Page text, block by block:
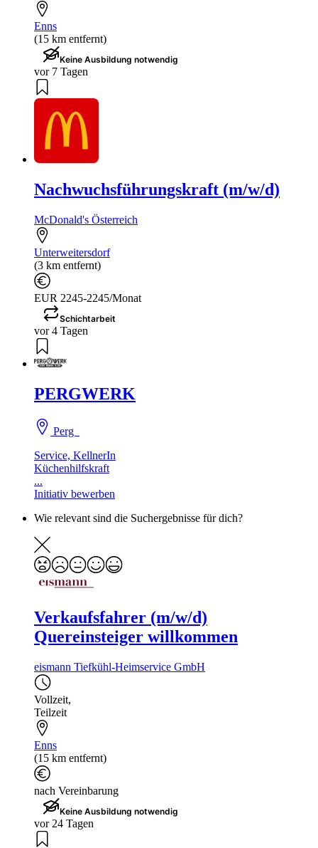
Enns
(15 km entfernt)
Keine Ausbildung notwendig
vor 7 Tagen
Nachwuchsführungskraft (m/w/d)
McDonald's Österreich
Unterweitersdorf
(3 km entfernt)
EUR 2245-2245/Monat
Schichtarbeit
vor 4 Tagen
PERGWERK
Perg
Service, KellnerIn
Küchenhilfskraft
...
Initiativ bewerben
Wie relevant sind die Suchergebnisse für dich?
Verkaufsfahrer (m/w/d)
Quereinsteiger willkommen
eismann Tiefkühl-Heimservice GmbH
Vollzeit,
Teilzeit
Enns
(15 km entfernt)
nach Vereinbarung
Keine Ausbildung notwendig
vor 24 Tagen